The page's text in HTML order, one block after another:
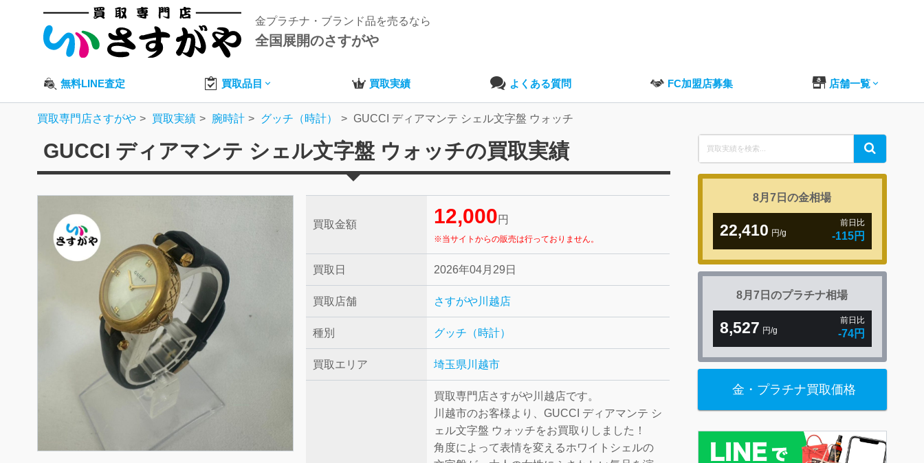
金プラチナ・ブランド品を売るなら
全国展開のさすがや
無料LINE査定 買取品目 買取実績 よくある質問 FC加盟店募集 店舗一覧
買取専門店さすがや 買取実績 腕時計 グッチ（時計） GUCCI ディアマンテ シェル文字盤 ウォッチ
GUCCI ディアマンテ シェル文字盤 ウォッチの買取実績
買取金額 12,000 円
※当サイトからの販売は行っておりません。
買取日 2026年04月29日
買取店舗 さすがや川越店
種別 グッチ（時計）
買取エリア 埼玉県川越市
買取専門店さすがや川越店です。
川越市のお客様より、GUCCI ディアマンテ シ
ェル文字盤 ウォッチをお買取りしました！
角度によって表情を変えるホワイトシェルの
Search
for:
Search
8月7日の金相場
22,410 円/g
前日比
-115円
8月7日のプラチナ相場
8,527 円/g
前日比
-74円
金・プラチナ買取価格